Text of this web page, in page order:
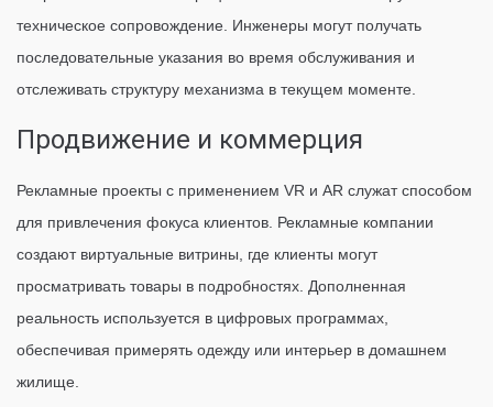
техническое сопровождение. Инженеры могут получать
последовательные указания во время обслуживания и
отслеживать структуру механизма в текущем моменте.
Продвижение и коммерция
Рекламные проекты с применением VR и AR служат способом
для привлечения фокуса клиентов. Рекламные компании
создают виртуальные витрины, где клиенты могут
просматривать товары в подробностях. Дополненная
реальность используется в цифровых программах,
обеспечивая примерять одежду или интерьер в домашнем
жилище.